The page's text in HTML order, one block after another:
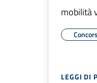
mobilità
LEGGI DI